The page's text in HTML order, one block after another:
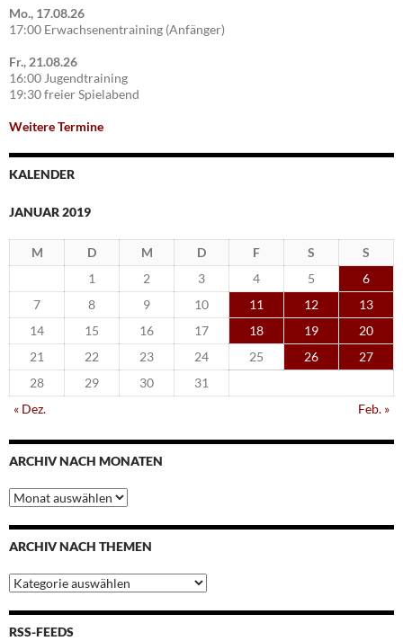
Mo., 17.08.26
17:00 Erwachsenentraining (Anfänger)
Fr., 21.08.26
16:00 Jugendtraining
19:30 freier Spielabend
Weitere Termine
KALENDER
JANUAR 2019
M D M D F S
S
1
2 3 4 5
6
7
8 9 10 11 12
13
14
15 16 17 18 19
20
21
22 23 24 25 26
27
28
29 30
31
« Dez.
Feb. »
ARCHIV NACH MONATEN
Archiv
nach
Monaten
ARCHIV NACH THEMEN
Archiv
nach
Themen
RSS-FEEDS